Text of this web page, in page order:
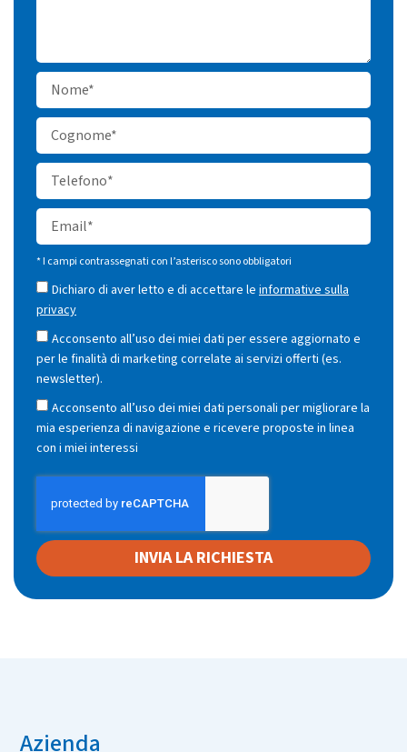
* I campi contrassegnati con l’asterisco sono obbligatori
Dichiaro di aver letto e di accettare le informative sulla
privacy
Acconsento all’uso dei miei dati per essere aggiornato e
per le finalità di marketing correlate ai servizi offerti (es.
newsletter).
Acconsento all’uso dei miei dati personali per migliorare la
mia esperienza di navigazione e ricevere proposte in linea
con i miei interessi
INVIA LA RICHIESTA
Azienda